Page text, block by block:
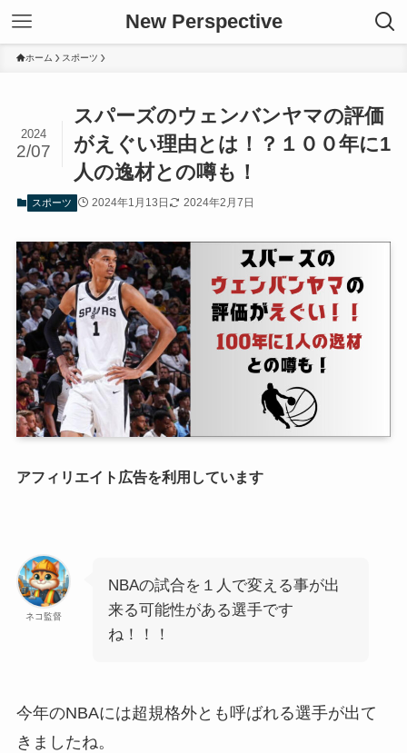
New Perspective
ホーム スポーツ
スパーズのウェンバンヤマの評価
がえぐい理由とは！？１００年に1
人の逸材との噂も！
2024
2/07
スポーツ 2024年1月13日 2024年2月7日
アフィリエイト広告を利用しています
ネコ監督
NBAの試合を１人で変える事が出
来る可能性がある選手です
ね！！！
今年のNBAには超規格外とも呼ばれる選手が出て
きましたね。